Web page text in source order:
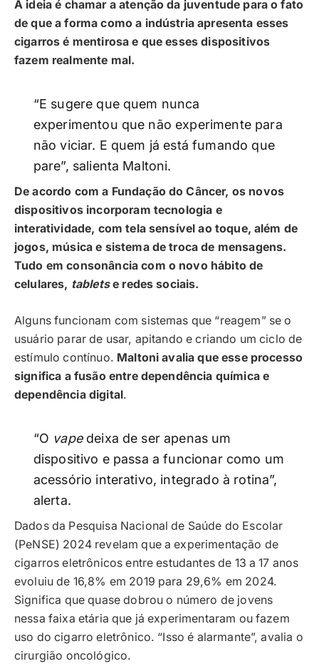
A ideia é chamar a atenção da juventude para o fato
de que a forma como a indústria apresenta esses
cigarros é mentirosa e que esses dispositivos
fazem realmente mal.
“E sugere que quem nunca
experimentou que não experimente para
não viciar. E quem já está fumando que
pare”, salienta Maltoni.
De acordo com a Fundação do Câncer, os novos
dispositivos incorporam tecnologia e
interatividade, com tela sensível ao toque, além de
jogos, música e sistema de troca de mensagens.
Tudo em consonância com o novo hábito de
celulares, tabletse redes sociais.
Alguns funcionam com sistemas que “reagem” se o
usuário parar de usar, apitando e criando um ciclo de
estímulo contínuo. Maltoni avalia que esse processo
significa a fusão entre dependência química e
dependência digital.
“O vapedeixa de ser apenas um
dispositivo e passa a funcionar como um
acessório interativo, integrado à rotina”,
alerta.
Dados da Pesquisa Nacional de Saúde do Escolar
(PeNSE) 2024 revelam que a experimentação de
cigarros eletrônicos entre estudantes de 13 a 17 anos
evoluiu de 16,8% em 2019 para 29,6% em 2024.
Significa que quase dobrou o número de jovens
nessa faixa etária que já experimentaram ou fazem
uso do cigarro eletrônico. “Isso é alarmante”, avalia o
cirurgião oncológico.